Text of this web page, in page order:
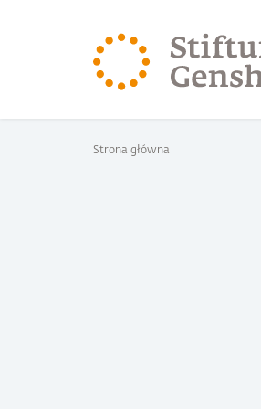
Jesteś tutaj
Strona główna